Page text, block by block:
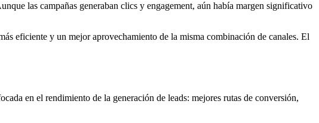
las campañas generaban clics y engagement, aún había margen significativo
eficiente y un mejor aprovechamiento de la misma combinación de canales. El
en el rendimiento de la generación de leads: mejores rutas de conversión,